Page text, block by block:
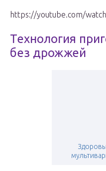
https://youtube.com/
Технология
без дрожжей